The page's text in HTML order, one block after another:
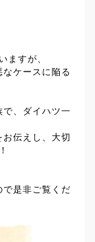
ますが、
ケースに陥る
で、ダイハツ一
伝えし、大切
是非ご覧くだ